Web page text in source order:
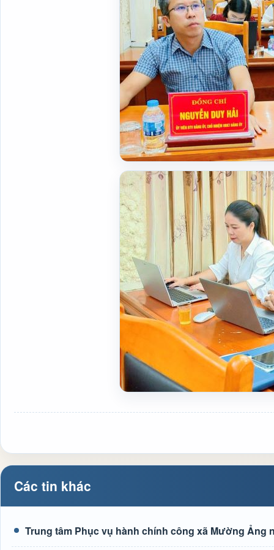
Các tin khác
Trung tâm Phục vụ hành chính công xã Mường Ảng